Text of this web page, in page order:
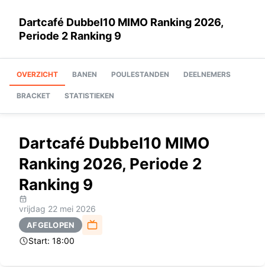
Dartcafé Dubbel10 MIMO Ranking 2026,
Periode 2 Ranking 9
OVERZICHT BANEN POULESTANDEN DEELNEMERS
BRACKET STATISTIEKEN
Dartcafé Dubbel10 MIMO
Ranking 2026, Periode 2
Ranking 9
vrijdag 22 mei 2026
AFGELOPEN
Start: 18:00